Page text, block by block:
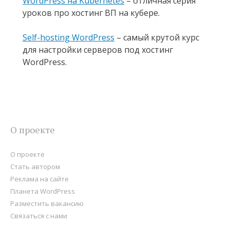
уроков про хостинг ВП на кубере.
Self-hosting WordPress – самый крутой курс
для настройки серверов под хостинг
WordPress.
О проекте
О проекте
Стать автором
Реклама на сайте
Планета WordPress
Разместить вакансию
Связаться с нами